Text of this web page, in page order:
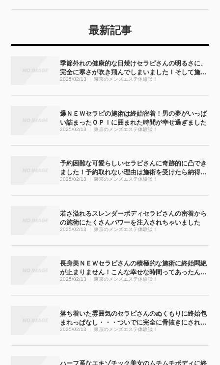
最新記事
季節外れの健康的な日焼けセラピさんの明るさに、
完全に寒さが吹き飛んでしまいました！そして施術
も・・・完全にぶっ飛びました！！
2025/02/13 東京のメンズエステ体験談！
爆ＮＥＷセラピの施術は終始密着！男の夢がいっぱ
い詰まったＯＰＩに囲まれた時間が幸せ過ぎました
2025/02/13 東京のメンズエステ体験談！
予約困難な可愛らしいセラピさんに奇跡的に凸でき
ました！予約取れない理由は施術を受けたら納得で
す
2025/02/13 東京のメンズエステ体験談！
若さ溢れるスレンダーボディセラピさんの密着から
の施術にたくさんパワーを注入されちゃいました
2025/02/13 東京のメンズエステ体験談！
長身美ＮＥＷセラピさんの積極的な施術に終始悶絶
が止まりません！こんな幸せな時間ってあったんで
すね
2025/02/13 東京のメンズエステ体験談！
落ち着いた雰囲気のセラピさんのぬくもりに終始包
まれっぱなし・・・ついでに完全に骨抜きにされち
ゃいました
2025/02/13 東京のメンズエステ体験談！
ハーフ系なエキゾチック美女のムチムチボディに終